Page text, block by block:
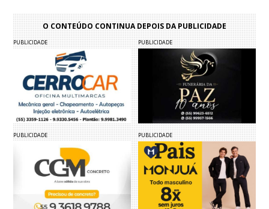
O CONTEÚDO CONTINUA DEPOIS DA PUBLICIDADE
PUBLICIDADE PUBLICIDADE
PUBLICIDADE PUBLICIDADE